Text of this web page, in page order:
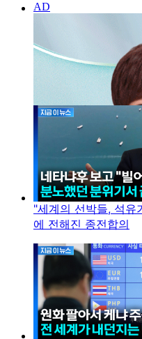
"세계의 선박들, 석유
에 전해진 종전합의